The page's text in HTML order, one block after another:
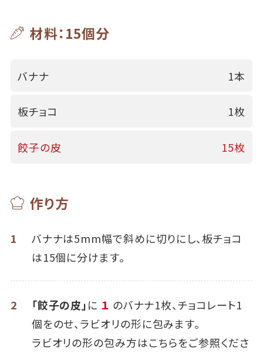
材料：15個分
バナナ 1本
板チョコ 1枚
餃子の皮 15枚
作り方
1
バナナは5mm幅で斜めに切りにし、板チョコ
は15個に分けます。
2 「餃子の皮」に １ のバナナ1枚、チョコレート1
個をのせ、ラビオリの形に包みます。
ラビオリの形の包み方はこちらをご参照くださ